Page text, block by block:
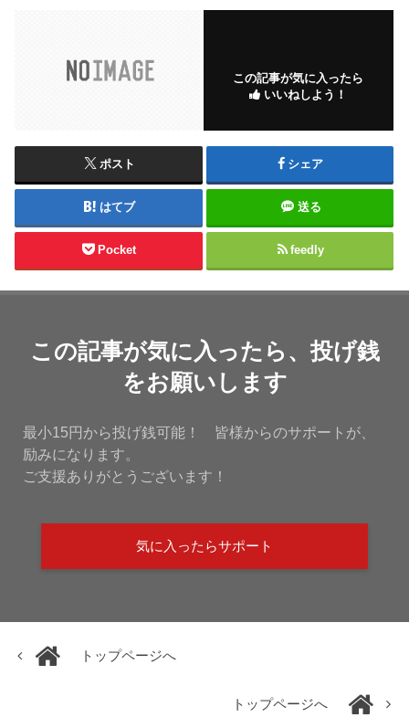
この記事が気に入ったら
いいねしよう！
ポスト シェア
はてブ 送る
Pocket feedly
この記事が気に入ったら、投げ銭
をお願いします
最小15円から投げ銭可能！ 皆様からのサポートが、
励みになります。
ご支援ありがとうございます！
気に入ったらサポート
トップページへ
トップページへ